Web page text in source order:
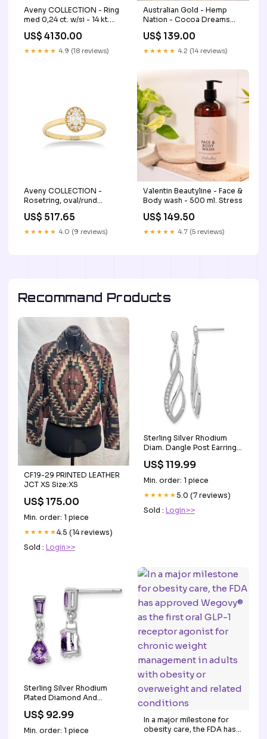
Aveny COLLECTION - Ring
med 0,24 ct. w/si - 14 kt.
US$ 4130.00
★★★★★ 4.9 (18 reviews)
Australian Gold - Hemp
Nation - Cocoa Dreams
Olivenolie
US$ 139.00
★★★★★ 4.2 (14 reviews)
Aveny COLLECTION -
Rosetring, oval/rund
US$ 517.65
★★★★★ 4.0 (9 reviews)
Valentin Beautyline - Face &
Body wash - 500 ml. Stress
US$ 149.50
★★★★★ 4.7 (5 reviews)
Recommand Products
CF19-29 PRINTED LEATHER
JCT XS Size:XS
US$ 175.00
Min. order: 1 piece
★★★★★4.5 (14 reviews)
Sold : Login>>
Sterling Silver Rhodium
Diam. Dangle Post Earrings
US$ 119.99
Min. order: 1 piece
★★★★★5.0 (7 reviews)
Sold : Login>>
Sterling Silver Rhodium
Plated Diamond And
US$ 92.99
Min. order: 1 piece
In a major milestone for
obesity care, the FDA has